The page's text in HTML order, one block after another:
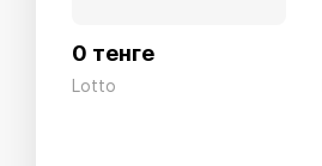
0 тенге
Lotto